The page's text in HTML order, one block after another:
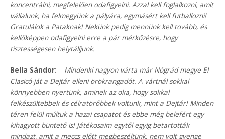
koncentrálni, megfelelően odafigyelni. Azzal kell foglalkozni, amit
vállalunk, ha felmegyünk a pályára, egymásért kell futballozni!
Gratulálok a Pataknak! Nekünk pedig mennünk kell tovább, és
kellőképpen odafigyelni erre a pár mérkőzésre, hogy
tisztességesen helytálljunk.
Bella Sándor: – Mindenki nagyon várta már Nógrád megye El
Clasicó-ját a Dejtár elleni örökrangadót. A vártnál sokkal
könnyebben nyertünk, aminek az oka, hogy sokkal
felkészültebbek és célratörőbbek voltunk, mint a Dejtár! Minden
téren felül múltuk a hazai csapatot és ebbe még belefért egy
kihagyott büntető is! Játékosaim egytől egyig betartották
mindazt, amit a meccs előtt megbeszéltünk, nem volt gyenge